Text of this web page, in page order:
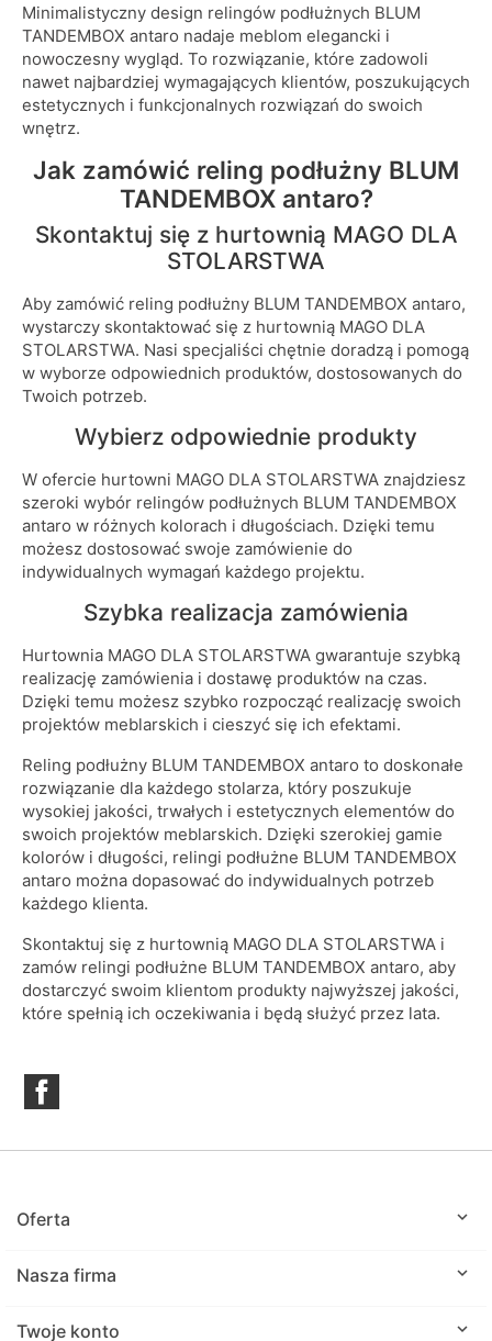
Minimalistyczny design relingów podłużnych BLUM
TANDEMBOX antaro nadaje meblom elegancki i
nowoczesny wygląd. To rozwiązanie, które zadowoli
nawet najbardziej wymagających klientów, poszukujących
estetycznych i funkcjonalnych rozwiązań do swoich
wnętrz.
Jak zamówić reling podłużny BLUM
TANDEMBOX antaro?
Skontaktuj się z hurtownią MAGO DLA
STOLARSTWA
Aby zamówić reling podłużny BLUM TANDEMBOX antaro,
wystarczy skontaktować się z hurtownią MAGO DLA
STOLARSTWA. Nasi specjaliści chętnie doradzą i pomogą
w wyborze odpowiednich produktów, dostosowanych do
Twoich potrzeb.
Wybierz odpowiednie produkty
W ofercie hurtowni MAGO DLA STOLARSTWA znajdziesz
szeroki wybór relingów podłużnych BLUM TANDEMBOX
antaro w różnych kolorach i długościach. Dzięki temu
możesz dostosować swoje zamówienie do
indywidualnych wymagań każdego projektu.
Szybka realizacja zamówienia
Hurtownia MAGO DLA STOLARSTWA gwarantuje szybką
realizację zamówienia i dostawę produktów na czas.
Dzięki temu możesz szybko rozpocząć realizację swoich
projektów meblarskich i cieszyć się ich efektami.
Reling podłużny BLUM TANDEMBOX antaro to doskonałe
rozwiązanie dla każdego stolarza, który poszukuje
wysokiej jakości, trwałych i estetycznych elementów do
swoich projektów meblarskich. Dzięki szerokiej gamie
kolorów i długości, relingi podłużne BLUM TANDEMBOX
antaro można dopasować do indywidualnych potrzeb
każdego klienta.
Skontaktuj się z hurtownią MAGO DLA STOLARSTWA i
zamów relingi podłużne BLUM TANDEMBOX antaro, aby
dostarczyć swoim klientom produkty najwyższej jakości,
które spełnią ich oczekiwania i będą służyć przez lata.
Oferta 
Nasza firma 
Twoje konto 